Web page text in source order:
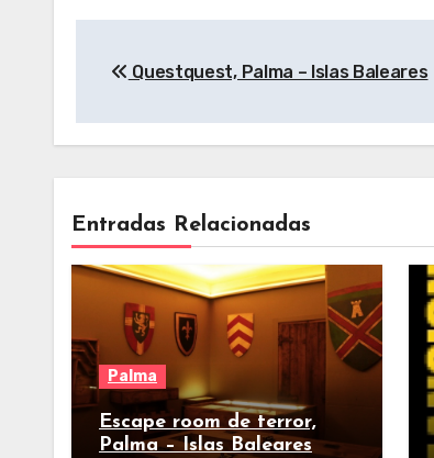
de
entradas
Questquest, Palma – Islas Baleares
Entradas Relacionadas
Palma
Escape room de terror,
Palma – Islas Baleares